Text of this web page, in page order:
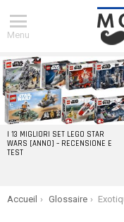
Menu
DERNIERS
ARTICLES
I 13 MIGLIORI SET LEGO STAR
WARS [ANNO] – RECENSIONE E
TEST
You are here:
Accueil Glossaire